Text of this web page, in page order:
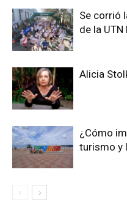
Se corrió
de la UTN
Alicia
¿Cómo
turismo y